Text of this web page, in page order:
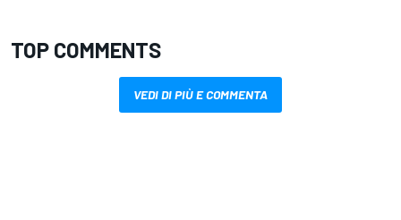
TOP COMMENTS
VEDI DI PIÙ E COMMENTA